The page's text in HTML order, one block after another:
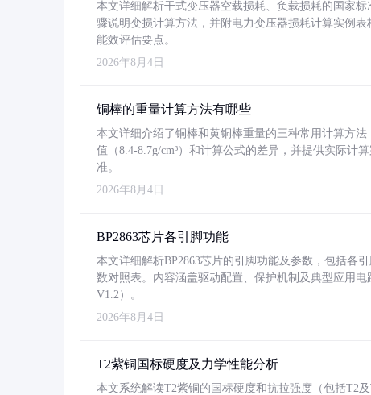
本文详细解析干式变压器空载损耗、负载损耗的国家
骤说明变损计算方法，并附电力变压器损耗计算实例
能效评估要点。
2026年8月4日
铜棒的重量计算方法有哪些
本文详细介绍了铜棒和黄铜棒重量的三种常用计算方
值（8.4-8.7g/cm³）和计算公式的差异，并提供实际计
准。
2026年8月4日
BP2863芯片各引脚功能
本文详细解析BP2863芯片的引脚功能及参数，包括各
数对照表。内容涵盖驱动配置、保护机制及典型应用
V1.2）。
2026年8月4日
T2紫铜国标硬度及力学性能分析
本文系统解读T2紫铜的国标硬度和抗拉强度（包括T2